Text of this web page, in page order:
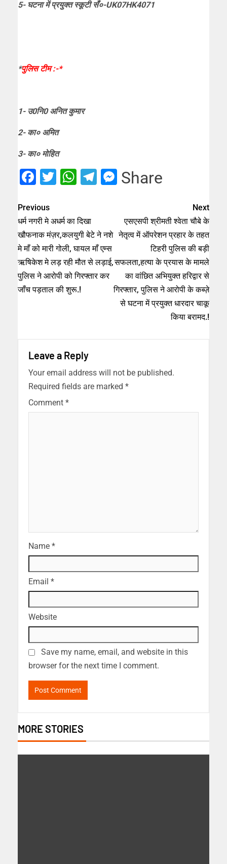
5- घटना में प्रयुक्त स्कूटी सँ०-UK07HK4071
*पुलिस टीम :-*
1- उ0नि0 अनित कुमार
2- का० अमित
3- का० मोहित
Facebook
Twitter
WhatsApp
Telegram
Messenger
Share
Previous
धर्म नगरी मे अधर्म का दिखा
खौफनाक मंज़र,कलयुगी बेटे ने नशे
मे माँ को मारी गोली, घायल माँ एम्स
ऋषिकेश मे लड़ रही मौत से लड़ाई,
पुलिस ने आरोपी को गिरफ्तार कर
जाँच पड़ताल की शुरू.!
Next
एसएसपी श्रीमती श्वेता चौबे के
नेतृत्व में ऑपरेशन प्रहार के तहत
टिहरी पुलिस की बड़ी
सफलता,हत्या के प्रयास के मामले
का वांछित अभियुक्त हरिद्वार से
गिरफ्तार, पुलिस ने आरोपी के कब्ज़े
से घटना में प्रयुक्त धारदार चाकू
किया बरामद.!
Leave a Reply
Your email address will not be published.
Required fields are marked *
Comment *
Name *
Email *
Website
Save my name, email, and website in this
browser for the next time I comment.
MORE STORIES